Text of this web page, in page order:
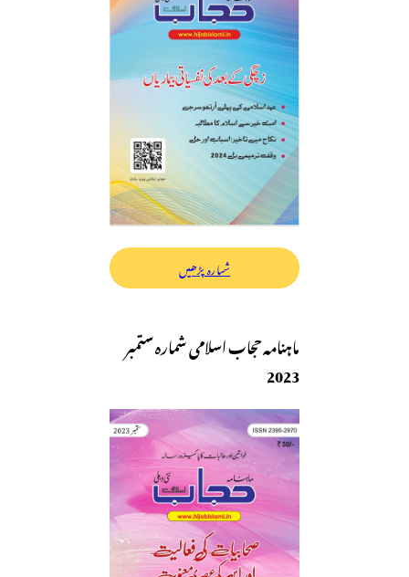
شمارہ پڑھیں
ماہنامہ حجاب اسلامی شمارہ ستمبر
2023